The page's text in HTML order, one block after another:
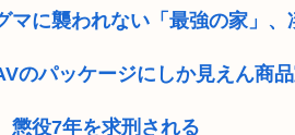
マに襲われない「最強の家」
のパッケージにしか見えん商
懲役7年を求刑される